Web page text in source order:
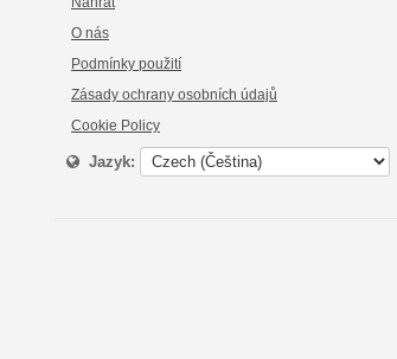
O nás
Podmínky použití
Zásady ochrany osobních údajů
Cookie Policy
Jazyk: